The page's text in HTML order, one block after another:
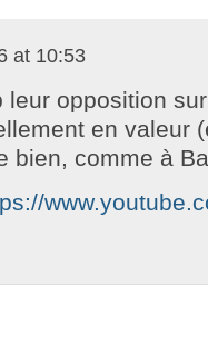
at 10:53
leur opposition
en valeur
bien, comme à